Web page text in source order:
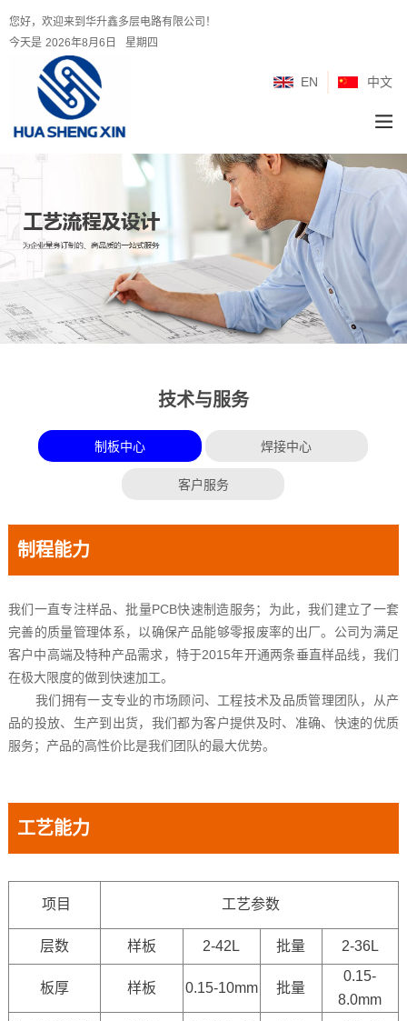
您好，欢迎来到华升鑫多层电路有限公司！
今天是 2026年8月6日 星期四
中文
EN
技术与服务
制板中心 焊接中心
客户服务
制程能力
我们一直专注样品、批量PCB快速制造服务；为此，我们建立了一套
完善的质量管理体系，以确保产品能够零报废率的出厂。公司为满足
客户中高端及特种产品需求，特于2015年开通两条垂直样品线，我们
在极大限度的做到快速加工。
我们拥有一支专业的市场顾问、工程技术及品质管理团队，从产
品的投放、生产到出货，我们都为客户提供及时、准确、快速的优质
服务；产品的高性价比是我们团队的最大优势。
工艺能力
项目 工艺参数
层数 样板 2-42L 批量 2-36L
板厚 样板 0.15-10mm 批量
0.15-
8.0mm